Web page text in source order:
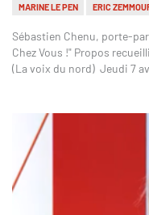
MARINE LE PEN
ERIC
Sébastien Chenu, porte-
Chez Vous !" Propos
(La voix du nord) Jeudi 7